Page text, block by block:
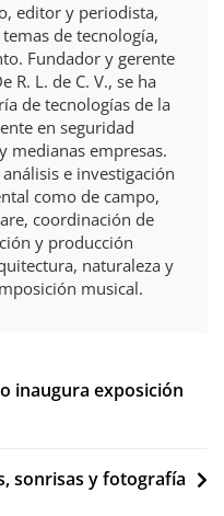
editor y periodista,
de tecnología,
Fundador y gerente
R. L. de C. V., se ha
de tecnologías de la
en seguridad
medianas empresas.
e investigación
como de campo,
coordinación de
y producción
naturaleza y
musical.
inaugura exposición
sonrisas y fotografía